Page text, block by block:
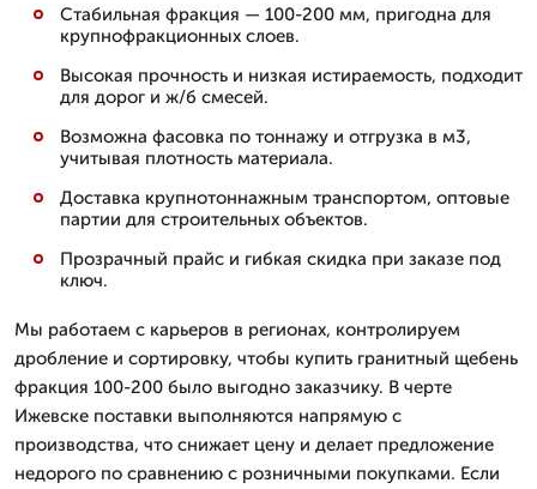
Стабильная фракция — 100-200 мм, пригодна для
крупнофракционных слоев.
Высокая прочность и низкая истираемость, подходит
для дорог и ж/б смесей.
Возможна фасовка по тоннажу и отгрузка в м3,
учитывая плотность материала.
Доставка крупнотоннажным транспортом, оптовые
партии для строительных объектов.
Прозрачный прайс и гибкая скидка при заказе под
ключ.
Мы работаем с карьеров в регионах, контролируем
дробление и сортировку, чтобы купить гранитный щебень
фракция 100-200 было выгодно заказчику. В черте
Ижевске поставки выполняются напрямую с
производства, что снижает цену и делает предложение
недорого по сравнению с розничными покупками. Если